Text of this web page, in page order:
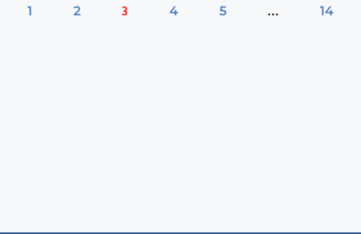
1 2 3 4 5 … 14